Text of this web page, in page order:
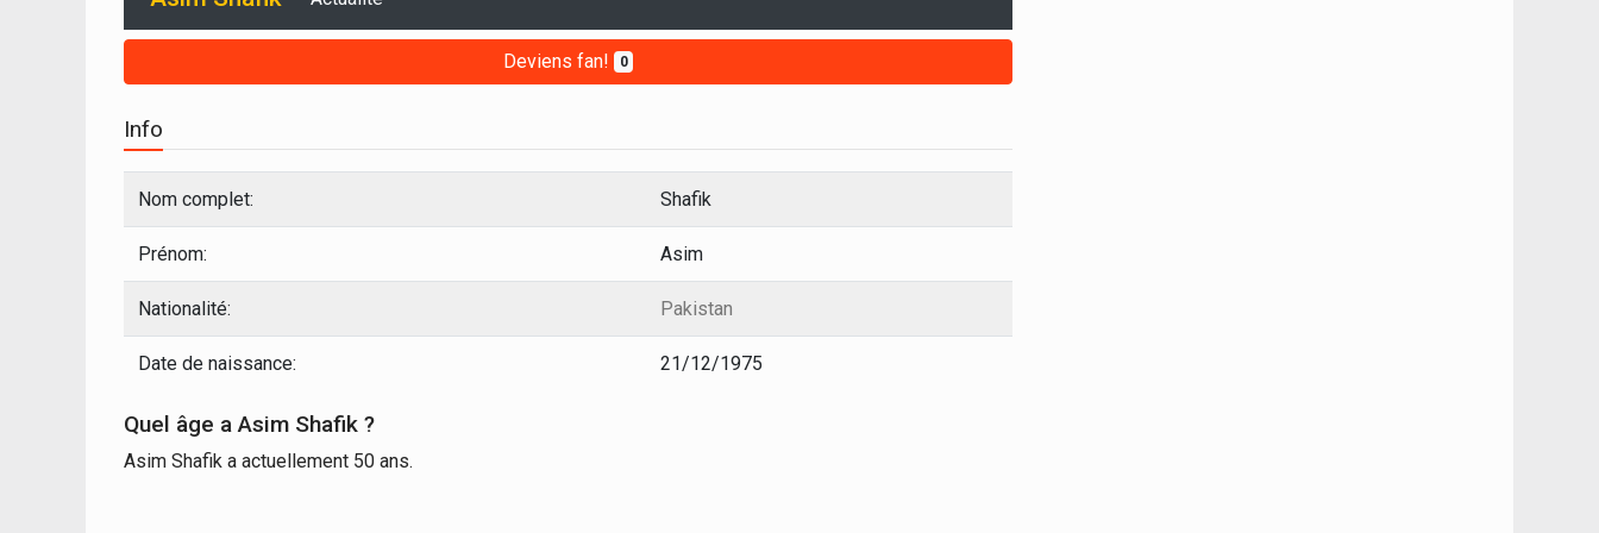
Deviens fan! 0
Info
Nom complet: Shafik
Prénom: Asim
Nationalité: Pakistan
Date de naissance: 21/12/1975
Quel âge a Asim Shafik ?
Asim Shafik a actuellement 50 ans.